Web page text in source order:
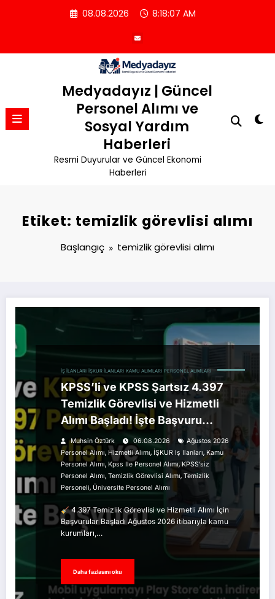
08.08.2026 8:18:08 AM
Medyadayız | Güncel
Personel Alımı ve
Sosyal Yardım
Haberleri
Resmi Duyurular ve Güncel Ekonomi
Haberleri
Etiket: temizlik görevlisi alımı
Başlangıç temizlik görevlisi alımı
İŞ İLANLARI İŞKUR İLANLARI KAMU ALIMLARI PERSONEL ALIMLARI
KPSS’li ve KPSS Şartsız 4.397
Temizlik Görevlisi ve Hizmetli
Alımı Başladı! İşte Başvuru
Detayları
Muhsin Öztürk 06.08.2026
Ağustos 2026
Personel Alımı, Hizmetli Alımı, İŞKUR Iş Ilanları, Kamu
Personel Alımı, Kpss Ile Personel Alımı, KPSS’siz
Personel Alımı, Temizlik Görevlisi Alımı, Temizlik
Personeli, Üniversite Personel Alımı
4.397 Temizlik Görevlisi ve Hizmetli Alımı İçin
Başvurular Başladı Ağustos 2026 itibarıyla kamu
kurumları,…
Daha fazlasını oku